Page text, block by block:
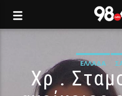
ΕΛΛΆΔΑ
Χρ .